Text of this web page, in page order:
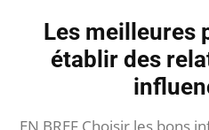
Les meilleures
établir des